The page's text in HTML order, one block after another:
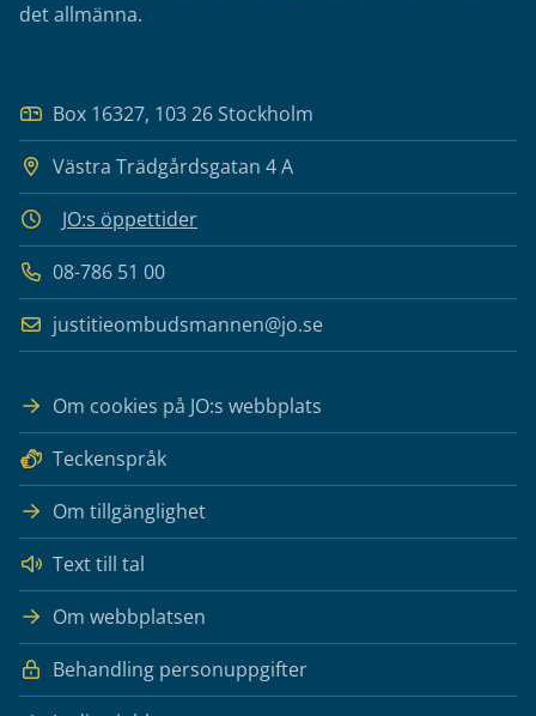
det allmänna.
Box 16327, 103 26 Stockholm
Västra Trädgårdsgatan 4 A
JO:s öppettider
08-786 51 00
justitieombudsmannen@jo.se
Om cookies på JO:s webbplats
Teckenspråk
Om tillgänglighet
Text till tal
Om webbplatsen
Behandling personuppgifter